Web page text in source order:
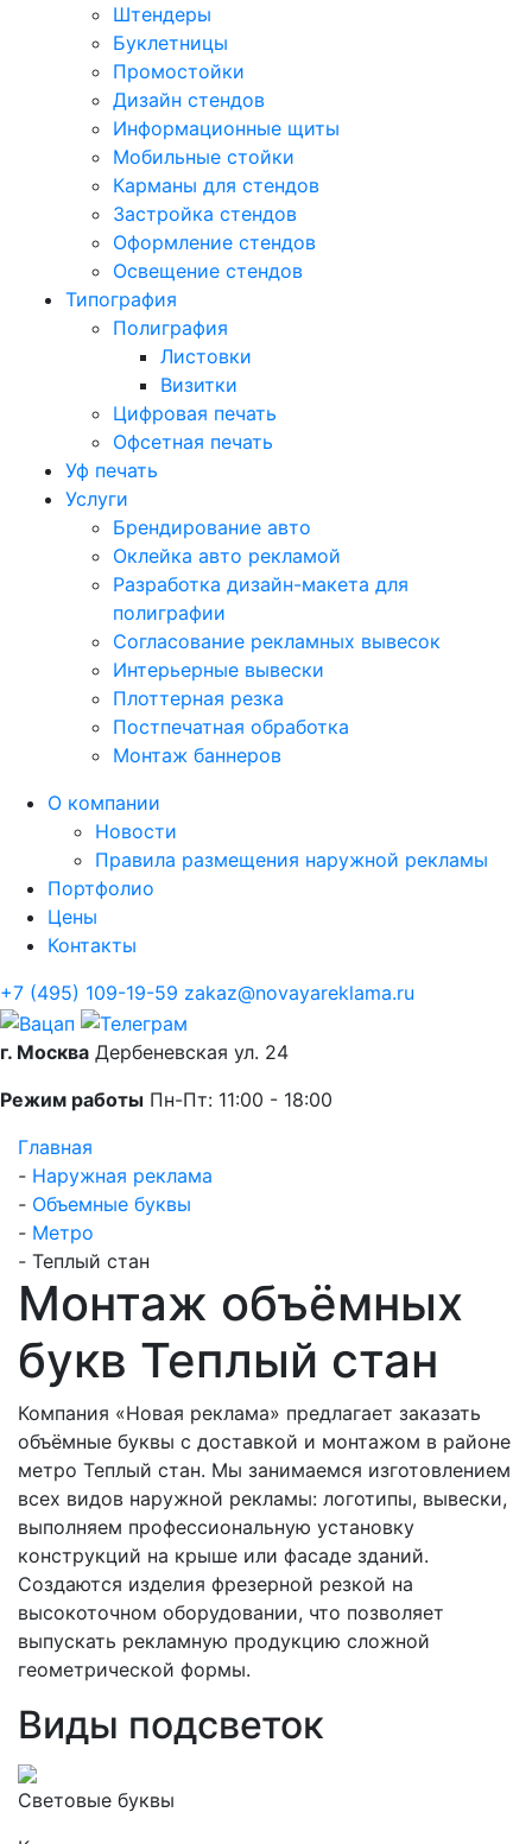
Штендеры
Буклетницы
Промостойки
Дизайн стендов
Информационные щиты
Мобильные стойки
Карманы для стендов
Застройка стендов
Оформление стендов
Освещение стендов
Типография
Полиграфия
Листовки
Визитки
Цифровая печать
Офсетная печать
Уф печать
Услуги
Брендирование авто
Оклейка авто рекламой
Разработка дизайн-макета для
полиграфии
Согласование рекламных вывесок
Интерьерные вывески
Плоттерная резка
Постпечатная обработка
Монтаж баннеров
О компании
Новости
Правила размещения наружной рекламы
Портфолио
Цены
Контакты
+7 (495) 109-19-59 zakaz@novayareklama.ru
г. Москва Дербеневская ул. 24
Режим работы Пн-Пт: 11:00 - 18:00
Главная
- Наружная реклама
- Объемные буквы
- Метро
- Теплый стан
Монтаж объёмных
букв Теплый стан
Компания «Новая реклама» предлагает заказать
объёмные буквы с доставкой и монтажом в районе
метро Теплый стан. Мы занимаемся изготовлением
всех видов наружной рекламы: логотипы, вывески,
выполняем профессиональную установку
конструкций на крыше или фасаде зданий.
Создаются изделия фрезерной резкой на
высокоточном оборудовании, что позволяет
выпускать рекламную продукцию сложной
геометрической формы.
Виды подсветок
Световые буквы